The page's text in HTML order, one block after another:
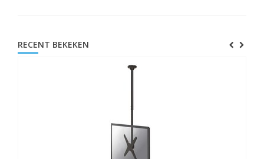
RECENT BEKEKEN